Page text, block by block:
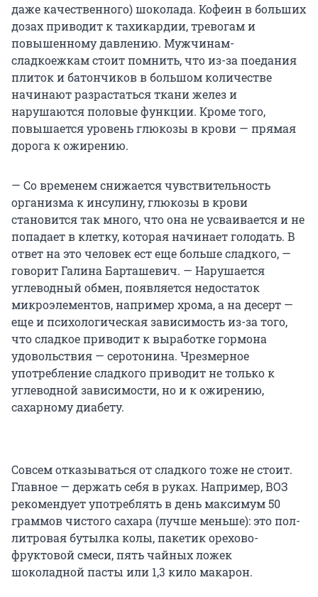
даже качественного) шоколада. Кофеин в больших
дозах приводит к тахикардии, тревогам и
повышенному давлению. Мужчинам-
сладкоежкам стоит помнить, что из-за поедания
плиток и батончиков в большом количестве
начинают разрастаться ткани желез и
нарушаются половые функции. Кроме того,
повышается уровень глюкозы в крови — прямая
дорога к ожирению.
— Со временем снижается чувствительность
организма к инсулину, глюкозы в крови
становится так много, что она не усваивается и не
попадает в клетку, которая начинает голодать. В
ответ на это человек ест еще больше сладкого, —
говорит Галина Барташевич. — Нарушается
углеводный обмен, появляется недостаток
микроэлементов, например хрома, а на десерт —
еще и психологическая зависимость из-за того,
что сладкое приводит к выработке гормона
удовольствия — серотонина. Чрезмерное
употребление сладкого приводит не только к
углеводной зависимости, но и к ожирению,
сахарному диабету.
Совсем отказываться от сладкого тоже не стоит.
Главное — держать себя в руках. Например, ВОЗ
рекомендует употреблять в день максимум 50
граммов чистого сахара (лучше меньше): это пол-
литровая бутылка колы, пакетик орехово-
фруктовой смеси, пять чайных ложек
шоколадной пасты или 1,3 кило макарон.